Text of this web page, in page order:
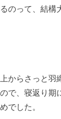
のって、結構
からさっと羽
で、寝返り期
でした。